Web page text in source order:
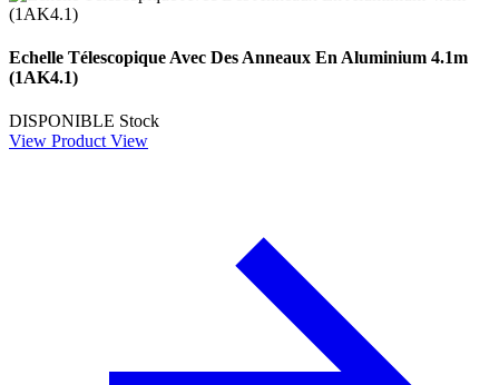
Echelle Télescopique Avec Des Anneaux En Aluminium 4.1m
(1AK4.1)
DISPONIBLE Stock
View Product View